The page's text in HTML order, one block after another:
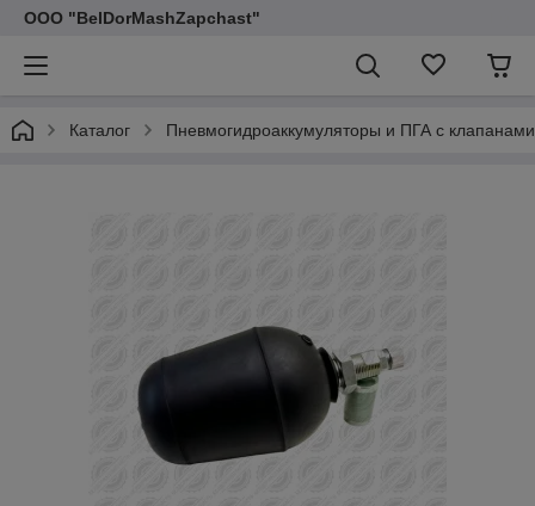
ООО "BelDorMashZapchast"
Каталог Пневмогидроаккумуляторы и ПГА с